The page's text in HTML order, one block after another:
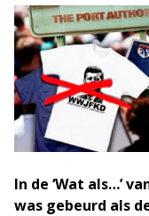
In de ‘Wat als…’
was gebeurd als